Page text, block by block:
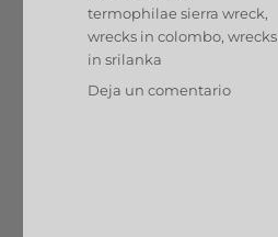
termophilae sierra wreck,
wrecks in colombo,wrecks
in srilanka
Deja un comentario